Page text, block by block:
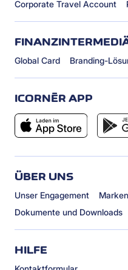
Corporate Travel Account
Global Card Branding-
ICORNÈR APP
ÜBER UNS
Unser Engagement
Dokumente und Downloads
HILFE